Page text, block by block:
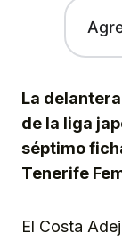
La
de la liga
séptimo
Tenerife
El Costa